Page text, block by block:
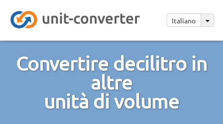
Italiano
Convertire decilitro in
altre
unità di volume